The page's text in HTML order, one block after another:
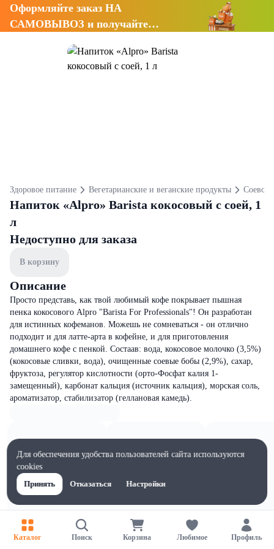
Оформляйте заказ НА
САМОВЫВОЗ и получайте
Здоровое питание Вегетарианские и веганские продукты Соевое
Напиток «Alpro» Barista кокосовый с соей, 1
л
Недоступно для заказа
В корзину
Описание
Просто представь, как твой любимый кофе покрывает пышная
пенка кокосового Alpro "Barista For Professionals"! Он разработан
для истинных кофеманов. Можешь не сомневаться - он отлично
подходит и для латте-арта в кофейне, и для приготовления
домашнего кофе с пенкой. Состаав: вода, кокосовое молочко (3,5%)
(кокосовые сливки, вода), очищенные соевые бобы (2,9%), сахар,
фруктоза, регулятор кислотности (орто-Фосфат калия 1-
замещенный), карбонат кальция (источник кальция), морская соль,
ароматизатор, стабилизатор (геллановая камедь).
Каталог Поиск Корзина Любимое Профиль
Для обеспечения удобства пользователей сайта используются
cookies
Принять
Отказаться Настройки